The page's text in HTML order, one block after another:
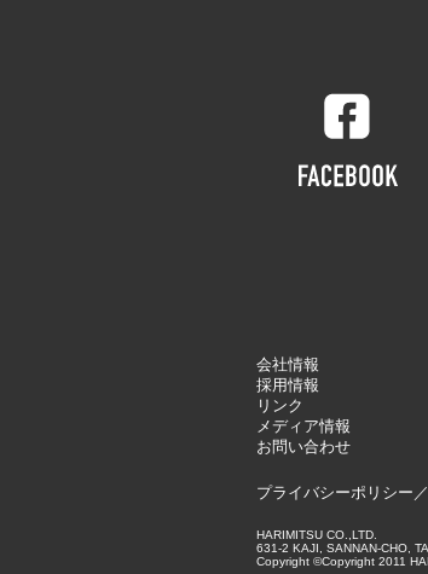
会社情報
採用情報
リンク
メディア情報
お問い合わせ
プライバシーポリシー ／
HARIMITSU CO.,LTD.
631-2 KAJI, SANNAN-CHO,
Copyright ©Copyright 2011